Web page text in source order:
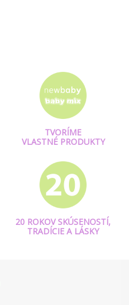
TVORÍME
VLASTNÉ PRODUKTY
20 ROKOV SKÚSENOSTÍ,
TRADÍCIE A LÁSKY